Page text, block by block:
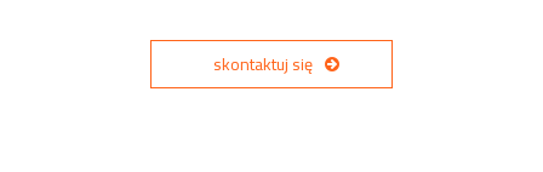
skontaktuj się